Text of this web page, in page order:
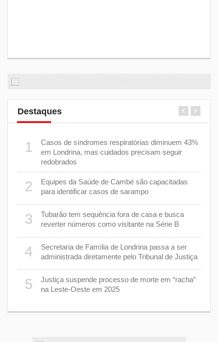
Destaques
1
Casos de síndromes respiratórias diminuem 43%
em Londrina, mas cuidados precisam seguir
redobrados
2
Equipes da Saúde de Cambé são capacitadas
para identificar casos de sarampo
3
Tubarão tem sequência fora de casa e busca
reverter números como visitante na Série B
4
Secretaria de Família de Londrina passa a ser
administrada diretamente pelo Tribunal de Justiça
5
Justiça suspende processo de morte em “racha”
na Leste-Oeste em 2025